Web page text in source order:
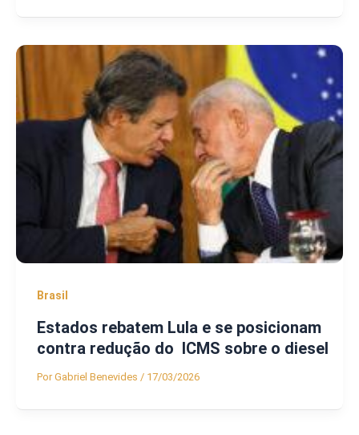
Brasil
Estados rebatem Lula e se posicionam
contra redução do ICMS sobre o diesel
PorGabriel Benevides / 17/03/2026